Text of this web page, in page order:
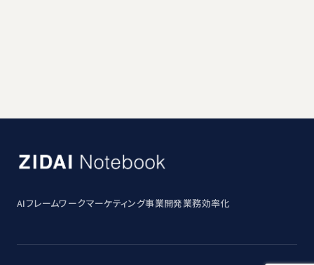
AIフレームワークマーケティング事業開発業務効率化